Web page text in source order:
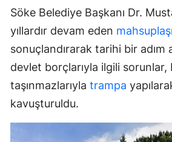
Söke Belediye Başkanı Dr.
yıllardır devam eden
sonuçlandırarak tarihi bir adım
devlet borçlarıyla ilgili sorunlar,
taşınmazlarıyla trampa
kavuşturuldu.